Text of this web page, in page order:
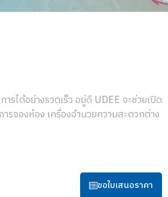
ได้อย่างรวดเร็ว อยู่ดี UDEE จะช่วยเปิด
จองห้อง เครื่องอำนวยความสะดวกต่าง
ขอใบเสนอราคา